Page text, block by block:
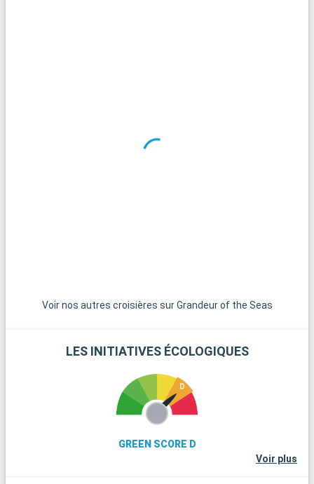
Voir nos autres croisières sur Grandeur of the Seas
LES INITIATIVES ÉCOLOGIQUES
GREEN SCORE D
Voir plus